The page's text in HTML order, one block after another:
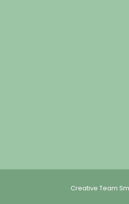
Creative Team